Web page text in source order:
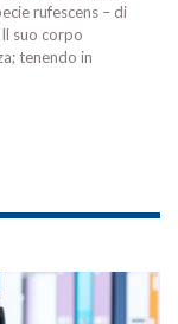
rufescens – di
suo corpo
tenendo in